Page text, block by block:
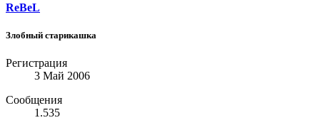
ReBeL
Злобный старикашка
Регистрация
3 Май 2006
Сообщения
1.535